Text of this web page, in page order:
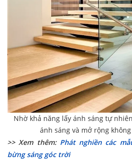
Nhờ khả năng lấy ánh sáng tự
ánh sáng và mở rộng
>> Xem thêm: Phát nghiền các
bừng sáng góc trời